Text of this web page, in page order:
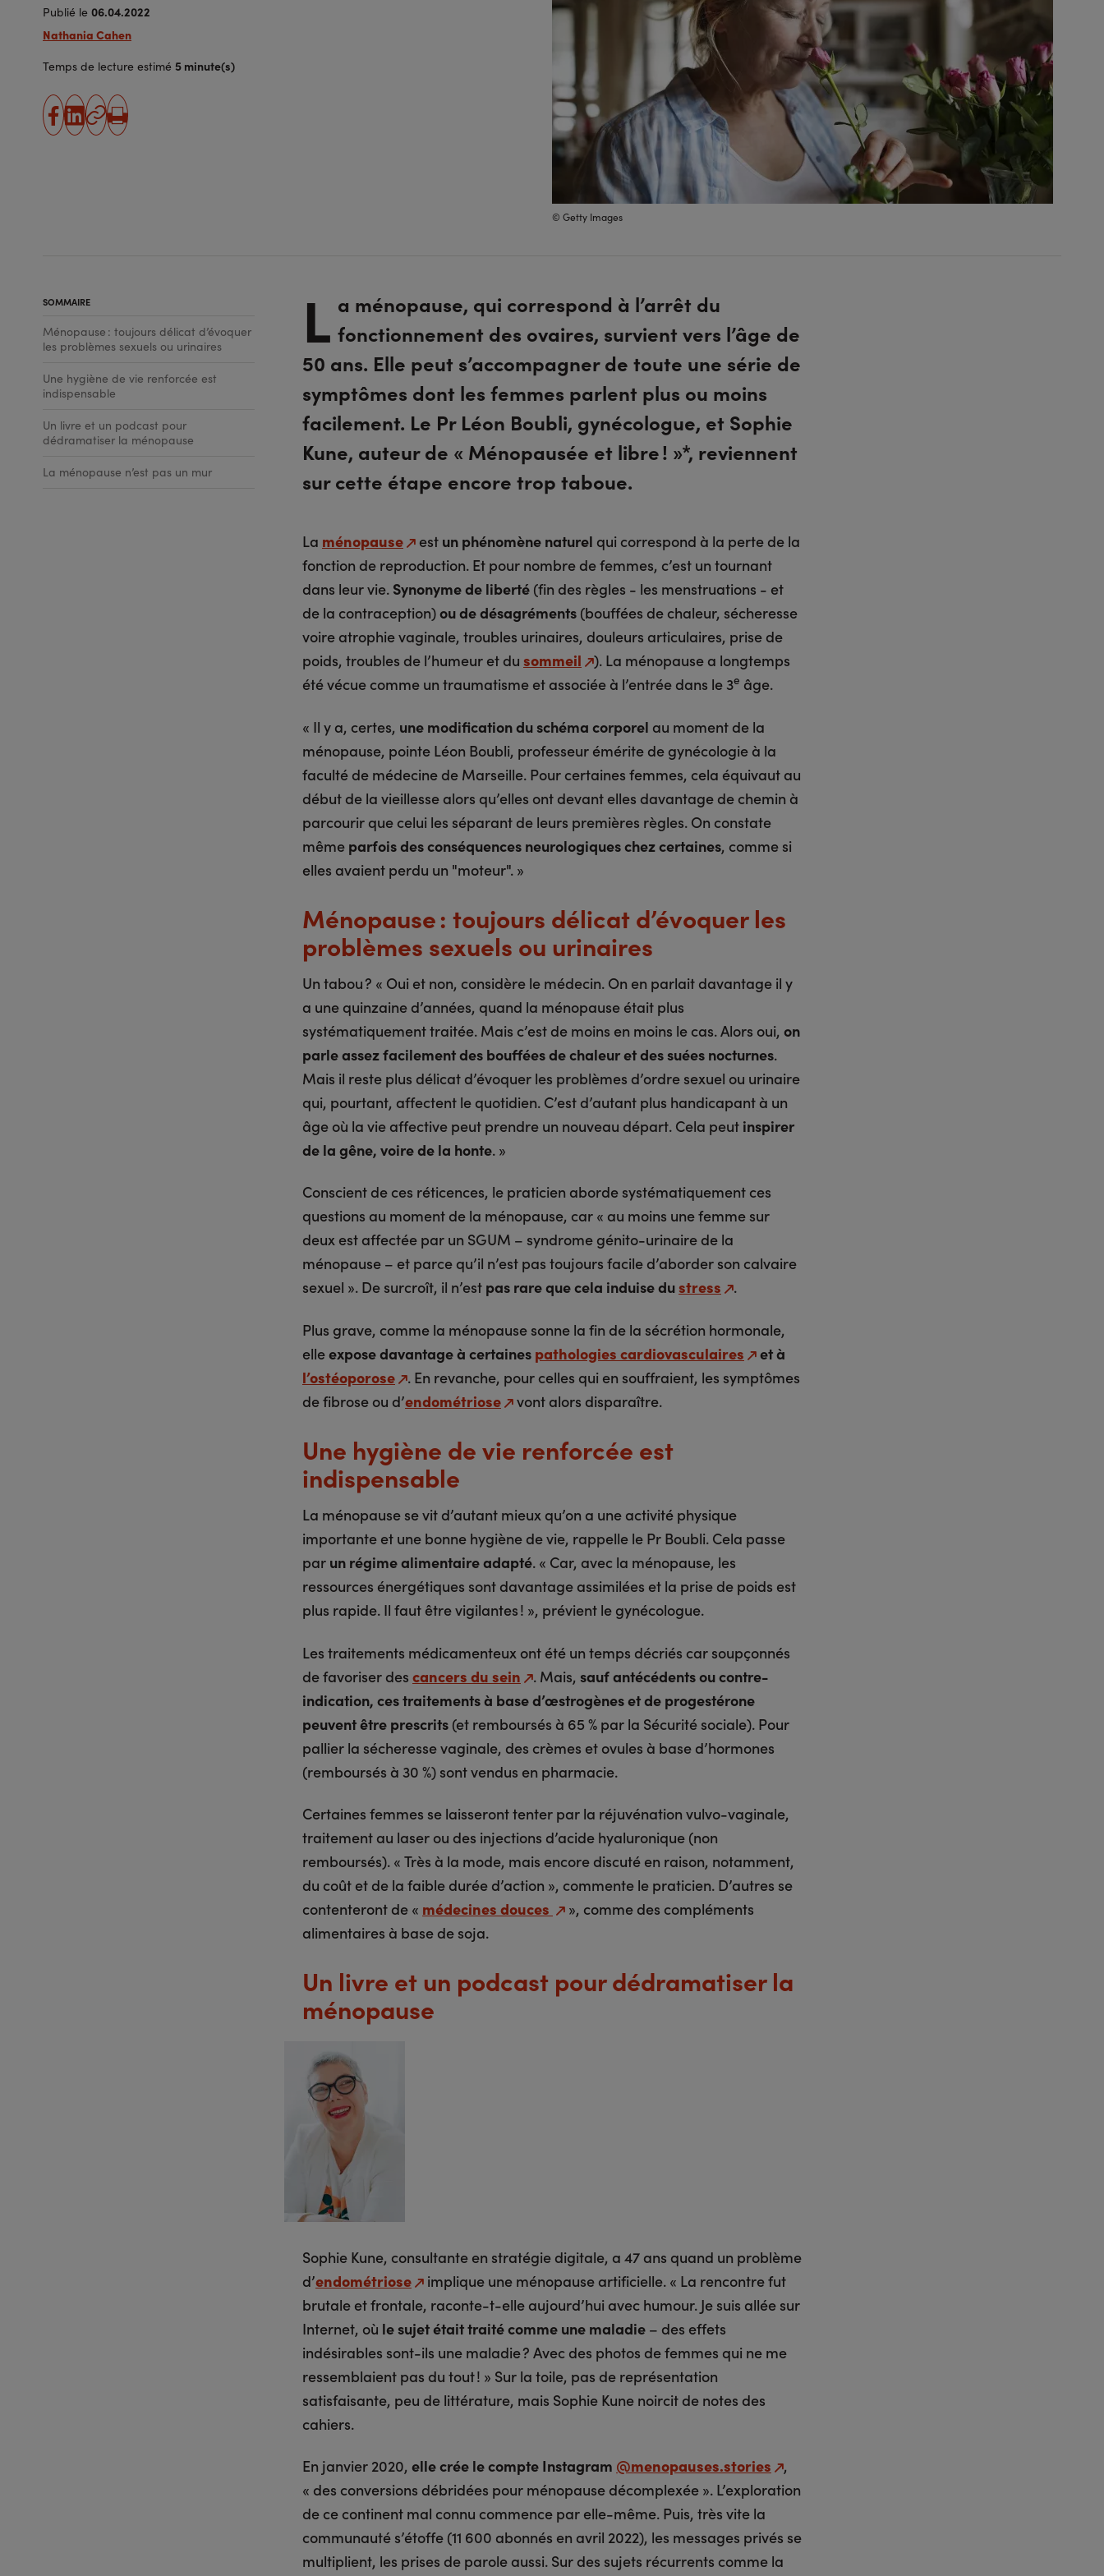
Publié le 06.04.2022
Nathania Cahen
Temps de lecture estimé 5 minute(s)
partager
partager
Copier
Imprimer
© Getty Images
SOMMAIRE
Ménopause : toujours délicat d’évoquer
les problèmes sexuels ou urinaires
Une hygiène de vie renforcée est
indispensable
Un livre et un podcast pour
dédramatiser la ménopause
La ménopause n’est pas un mur
L a ménopause, qui correspond à l’arrêt du
fonctionnement des ovaires, survient vers l’âge de
50 ans. Elle peut s’accompagner de toute une série de
symptômes dont les femmes parlent plus ou moins
facilement. Le Pr Léon Boubli, gynécologue, et Sophie
Kune, auteur de « Ménopausée et libre ! »*, reviennent
sur cette étape encore trop taboue.
La ménopause est un phénomène naturel qui correspond à la perte de la
fonction de reproduction. Et pour nombre de femmes, c’est un tournant
dans leur vie. Synonyme de liberté (fin des règles - les menstruations - et
de la contraception)ou de désagréments (bouffées de chaleur, sécheresse
voire atrophie vaginale, troubles urinaires, douleurs articulaires, prise de
poids, troubles de l’humeur et du sommeil
). La ménopause a longtemps
été vécue comme un traumatisme et associée à l’entrée dans le 3e âge.
« Il y a, certes, une modification du schéma corporel au moment de la
ménopause, pointe Léon Boubli, professeur émérite de gynécologie à la
faculté de médecine de Marseille. Pour certaines femmes, cela équivaut au
début de la vieillesse alors qu’elles ont devant elles davantage de chemin à
parcourir que celui les séparant de leurs premières règles. On constate
même parfois des conséquences neurologiques chez certaines, comme si
elles avaient perdu un "moteur". »
Ménopause : toujours délicat d’évoquer les
problèmes sexuels ou urinaires
Un tabou ? « Oui et non, considère le médecin. On en parlait davantage il y
a une quinzaine d’années, quand la ménopause était plus
systématiquement traitée. Mais c’est de moins en moins le cas. Alors oui, on
parle assez facilement des bouffées de chaleur et des suées nocturnes.
Mais il reste plus délicat d’évoquer les problèmes d’ordre sexuel ou urinaire
qui, pourtant, affectent le quotidien. C’est d’autant plus handicapant à un
âge où la vie affective peut prendre un nouveau départ. Cela peut inspirer
de la gêne, voire de la honte. »
Conscient de ces réticences, le praticien aborde systématiquement ces
questions au moment de la ménopause, car « au moins une femme sur
deux est affectée par un SGUM – syndrome génito-urinaire de la
ménopause – et parce qu’il n’est pas toujours facile d’aborder son calvaire
sexuel ». De surcroît, il n’est pas rare que cela induise dustress .
Plus grave, comme la ménopause sonne la fin de la sécrétion hormonale,
elleexpose davantage à certaines pathologies cardiovasculaires
et à
l’ostéoporose
. En revanche, pour celles qui en souffraient, les symptômes
de fibrose ou d’endométriose vont alors disparaître.
Une hygiène de vie renforcée est
indispensable
La ménopause se vit d’autant mieux qu’on a une activité physique
importante et une bonne hygiène de vie, rappelle le Pr Boubli. Cela passe
par un régime alimentaire adapté. « Car, avec la ménopause, les
ressources énergétiques sont davantage assimilées et la prise de poids est
plus rapide. Il faut être vigilantes ! », prévient le gynécologue.
Les traitements médicamenteux ont été un temps décriés car soupçonnés
de favoriser des cancers du sein . Mais, sauf antécédents ou contre-
indication, ces traitements à base d’œstrogènes et de progestérone
peuvent être prescrits (et remboursés à 65 % par la Sécurité sociale). Pour
pallier la sécheresse vaginale, des crèmes et ovules à base d’hormones
(remboursés à 30 %) sont vendus en pharmacie.
Certaines femmes se laisseront tenter par la réjuvénation vulvo-vaginale,
traitement au laser ou des injections d’acide hyaluronique (non
remboursés). « Très à la mode, mais encore discuté en raison, notamment,
du coût et de la faible durée d’action », commente le praticien. D’autres se
contenteront de « médecines douces
», comme des compléments
alimentaires à base de soja.
Un livre et un podcast pour dédramatiser la
ménopause
Sophie Kune, consultante en stratégie digitale, a 47 ans quand un problème
d’endométriose
implique une ménopause artificielle. « La rencontre fut
brutale et frontale, raconte-t-elle aujourd’hui avec humour. Je suis allée sur
Internet, où le sujet était traité comme une maladie – des effets
indésirables sont-ils une maladie ? Avec des photos de femmes qui ne me
ressemblaient pas du tout ! » Sur la toile, pas de représentation
satisfaisante, peu de littérature, mais Sophie Kune noircit de notes des
cahiers.
En janvier 2020, elle crée le compte Instagram @menopauses.stories
,
« des conversions débridées pour ménopause décomplexée ». L’exploration
de ce continent mal connu commence par elle-même. Puis, très vite la
communauté s’étoffe (11 600 abonnés en avril 2022), les messages privés se
multiplient, les prises de parole aussi. Sur des sujets récurrents comme la